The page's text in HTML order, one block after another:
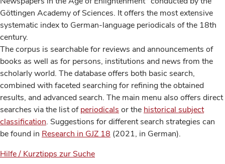
Göttingen Academy of Sciences. It offers the most extensive
systematic index to German-language periodicals of the 18th
century.
The corpus is searchable for reviews and announcements of
books as well as for persons, institutions and news from the
scholarly world. The database offers both basic search,
combined with faceted searching for refining the obtained
results, and advanced search. The main menu also offers direct
searches via the list ofperiodicals or the historical subject
classification. Suggestions for different search strategies can
be found in Research in GJZ 18 (2021, in German).
Hilfe / Kurztipps zur Suche